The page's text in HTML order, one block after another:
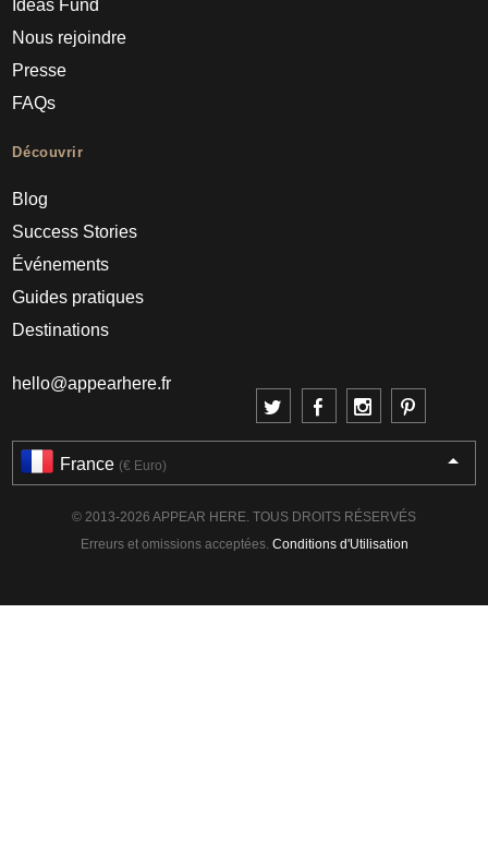
Ideas Fund
Nous rejoindre
Presse
FAQs
Découvrir
Blog
Success Stories
Événements
Guides pratiques
Destinations
hello@appearhere.fr
France (€ Euro)
© 2013-2026 APPEAR HERE. TOUS DROITS RÉSERVÉS
Erreurs et omissions acceptées. Conditions d'Utilisation